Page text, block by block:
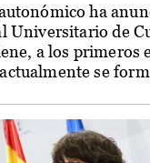
ha
Universitario de
a los primeros
se